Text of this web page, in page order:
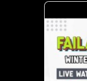
Helga &